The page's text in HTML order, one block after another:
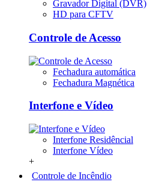
Gravador Digital (DVR)
HD para CFTV
Controle de Acesso
Fechadura automática
Fechadura Magnética
Interfone e Vídeo
Interfone Residêncial
Interfone Vídeo
+
Controle de Incêndio